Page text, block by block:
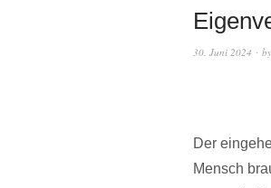
30. Juni 2024 by
Der
Mensch